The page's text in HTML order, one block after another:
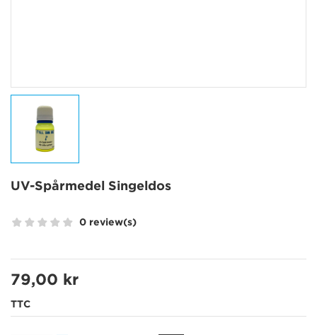
UV-Spårmedel Singeldos
0 review(s)
79,00 kr
TTC